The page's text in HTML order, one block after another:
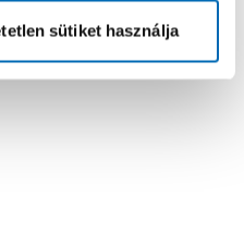
sütiket használja